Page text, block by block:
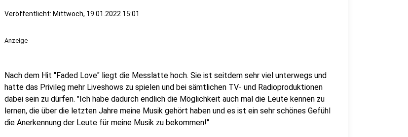
Veröffentlicht: Mittwoch, 19.01.2022 15:01
Anzeige
Nach dem Hit "Faded Love" liegt die Messlatte hoch. Sie ist seitdem sehr viel unterwegs und
hatte das Privileg mehr Liveshows zu spielen und bei sämtlichen TV- und Radioproduktionen
dabei sein zu dürfen. "Ich habe dadurch endlich die Möglichkeit auch mal die Leute kennen zu
lernen, die über die letzten Jahre meine Musik gehört haben und es ist ein sehr schönes Gefühl
die Anerkennung der Leute für meine Musik zu bekommen!"